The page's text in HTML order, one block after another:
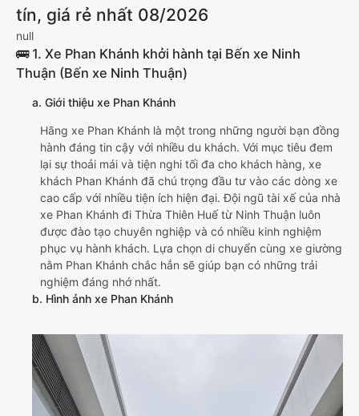
tín, giá rẻ nhất 08/2026
null
🚌 1. Xe Phan Khánh khởi hành tại Bến xe Ninh
Thuận (Bến xe Ninh Thuận)
a. Giới thiệu xe Phan Khánh
Hãng xe Phan Khánh là một trong những người bạn đồng
hành đáng tin cậy với nhiều du khách. Với mục tiêu đem
lại sự thoải mái và tiện nghi tối đa cho khách hàng, xe
khách Phan Khánh đã chú trọng đầu tư vào các dòng xe
cao cấp với nhiều tiện ích hiện đại. Đội ngũ tài xế của nhà
xe Phan Khánh đi Thừa Thiên Huế từ Ninh Thuận luôn
được đào tạo chuyên nghiệp và có nhiều kinh nghiệm
phục vụ hành khách. Lựa chọn di chuyển cùng xe giường
nằm Phan Khánh chắc hẳn sẽ giúp bạn có những trải
nghiệm đáng nhớ nhất.
b. Hình ảnh xe Phan Khánh